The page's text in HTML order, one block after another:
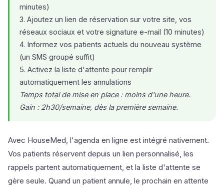
minutes)
3. Ajoutez un lien de réservation sur votre site, vos
réseaux sociaux et votre signature e-mail (10 minutes)
4. Informez vos patients actuels du nouveau système
(un SMS groupé suffit)
5. Activez la liste d'attente pour remplir
automatiquement les annulations
Temps total de mise en place : moins d'une heure.
Gain : 2h30/semaine, dès la première semaine.
Avec HouseMed, l'agenda en ligne est intégré nativement.
Vos patients réservent depuis un lien personnalisé, les
rappels partent automatiquement, et la liste d'attente se
gère seule. Quand un patient annule, le prochain en attente